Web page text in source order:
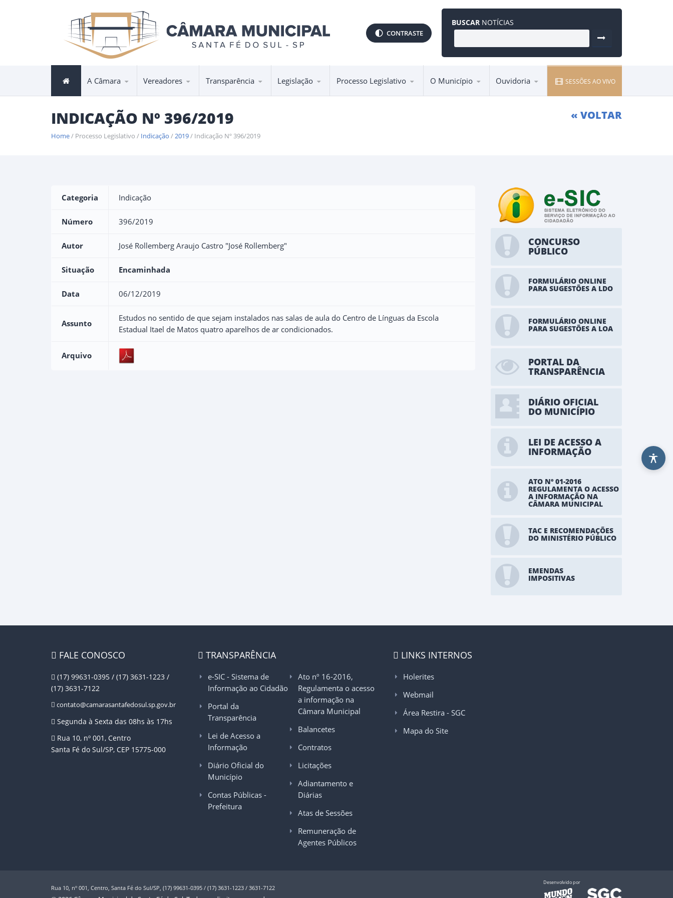
CONTRASTE
BUSCAR NOTÍCIAS
A Câmara Vereadores Transparência Legislação Processo Legislativo O Município Ouvidoria SESSÕES AO VIVO
INDICAÇÃO Nº 396/2019 « VOLTAR
Home/ Processo Legislativo / Indicação /2019/ Indicação Nº 396/2019
Categoria Indicação
Número 396/2019
Autor José Rollemberg Araujo Castro "José Rollemberg"
Situação Encaminhada
Data 06/12/2019
Assunto
Estudos no sentido de que sejam instalados nas salas de aula do Centro de Línguas da Escola
Estadual Itael de Matos quatro aparelhos de ar condicionados.
Arquivo
CONCURSO
PÚBLICO
FORMULÁRIO ONLINE
PARA SUGESTÕES A LDO
FORMULÁRIO ONLINE
PARA SUGESTÕES A LOA
PORTAL DA
TRANSPARÊNCIA
DIÁRIO OFICIAL
DO MUNICÍPIO
LEI DE ACESSO A
INFORMAÇÃO
ATO Nº 01-2016
REGULAMENTA O ACESSO
A INFORMAÇÃO NA
CÂMARA MUNICIPAL
TAC E RECOMENDAÇÕES
DO MINISTÉRIO PÚBLICO
EMENDAS
IMPOSITIVAS
FALE CONOSCO
(17) 99631-0395 / (17) 3631-1223 /
(17) 3631-7122
contato@camarasantafedosul.sp.gov.br
Segunda à Sexta das 08hs às 17hs
Rua 10, nº 001, Centro
Santa Fé do Sul/SP, CEP 15775-000
TRANSPARÊNCIA
e-SIC - Sistema de
Informação ao Cidadão
Portal da
Transparência
Lei de Acesso a
Informação
Diário Oficial do
Município
Contas Públicas -
Prefeitura
Ato nº 16-2016,
Regulamenta o acesso
a informação na
Câmara Municipal
Balancetes
Contratos
Licitações
Adiantamento e
Diárias
Atas de Sessões
Remuneração de
Agentes Públicos
LINKS INTERNOS
Holerites
Webmail
Área Restira - SGC
Mapa do Site
Rua 10, nº 001, Centro, Santa Fé do Sul/SP, (17) 99631-0395 / (17) 3631-1223 / 3631-7122
Desenvolvido por